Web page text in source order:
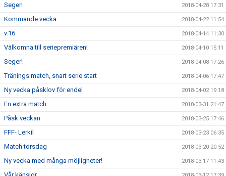
Seger! 2018-04-28 17:31
Kommande vecka 2018-04-22 11:54
v.16 2018-04-14 11:30
Välkomna till seriepremiären! 2018-04-10 15:11
Seger! 2018-04-08 17:26
Tränings match, snart serie start 2018-04-06 17:47
Ny vecka påsklov för endel 2018-04-02 19:18
En extra match 2018-03-31 21:47
Påsk veckan 2018-03-25 17:46
FFF- Lerkil 2018-03-23 06:35
Match torsdag 2018-03-20 20:52
Ny vecka med många möjligheter! 2018-03-17 11:43